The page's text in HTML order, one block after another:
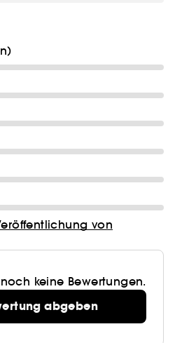
von
keine Bewertungen.
abgeben